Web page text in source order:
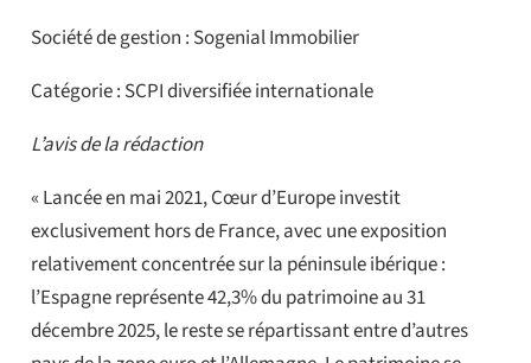
Société de gestion : Sogenial Immobilier
Catégorie : SCPI diversifiée internationale
L’avis de la rédaction
« Lancée en mai 2021, Cœur d’Europe investit
exclusivement hors de France, avec une exposition
relativement concentrée sur la péninsule ibérique :
l’Espagne représente 42,3% du patrimoine au 31
décembre 2025, le reste se répartissant entre d’autres